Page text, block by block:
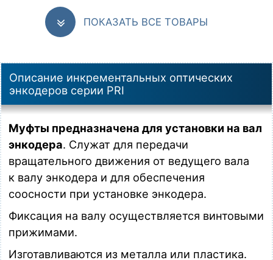
Plastic Coupling 8*10
Муфта присоединительная (пластик, D1=8мм, D2=10мм)
Metal Spring Coupling 6*6
Муфта присоединительная (пружина, D1=6мм, D2=6мм)
Metal Coupling 6*6
Муфта присоединительная (металл, D1=6мм, D2=6мм)
Metal Coupling 6*8
Муфта присоединительная (металл, D1=6мм, D2=8мм)
ПОКАЗАТЬ ВСЕ ТОВАРЫ
Описание инкрементальных оптических
энкодеров серии PRI
Муфты предназначена для установки на вал
энкодера. Служат для передачи
вращательного движения от ведущего вала
к валу энкодера и для обеспечения
соосности при установке энкодера.
Фиксация на валу осуществляется винтовыми
прижимами.
Изготавливаются из металла или пластика.